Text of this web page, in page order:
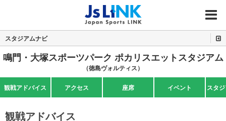
MENU
スタジアムナビ
鳴門・大塚スポーツパーク ポカリスエットスタジアム
（徳島ヴォルティス）
観戦アドバイス アクセス 座席 イベント スタ
観戦アドバイス